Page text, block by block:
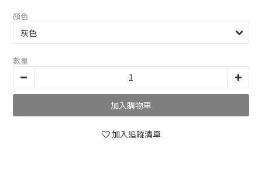
顏色
數量
加入購物車
加入追蹤清單